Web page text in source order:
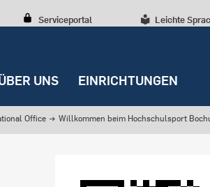
Serviceportal Leichte
UNS EINRICHTUNGEN
Office → Willkommen beim Hochschulsport